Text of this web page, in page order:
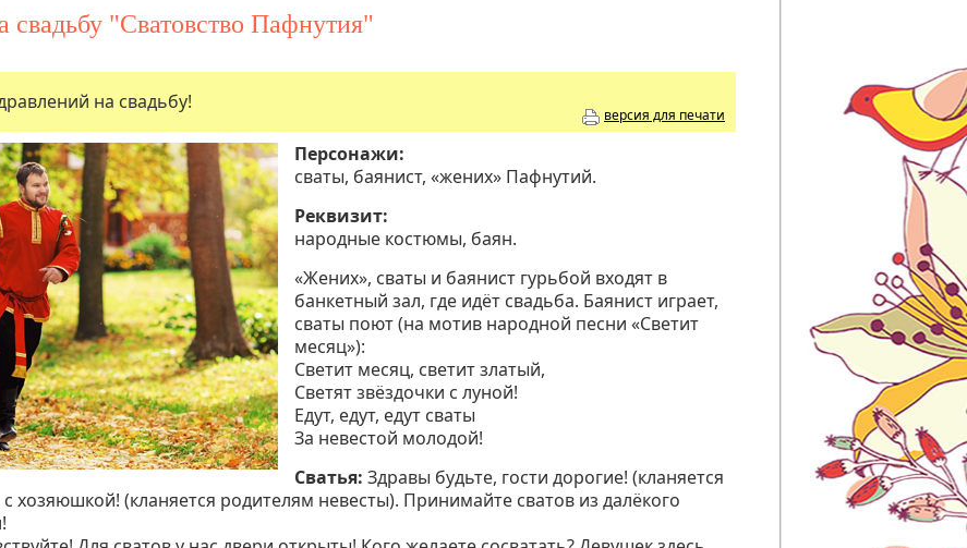
свадьбу "Сватовство Пафнутия"
на свадьбу!
версия для печати
Персонажи:
сваты, баянист, «жених» Пафнутий.
Реквизит:
народные костюмы, баян.
«Жених», сваты и баянист гурьбой входят в
банкетный зал, где идёт свадьба. Баянист играет,
сваты поют (на мотив народной песни «Светит
месяц»):
Светит месяц, светит златый,
Светят звёздочки с луной!
Едут, едут, едут сваты
За невестой молодой!
Сватья: Здравы будьте, гости дорогие! (кланяется
хозяюшкой! (кланяется родителям невесты). Принимайте сватов из далёкого